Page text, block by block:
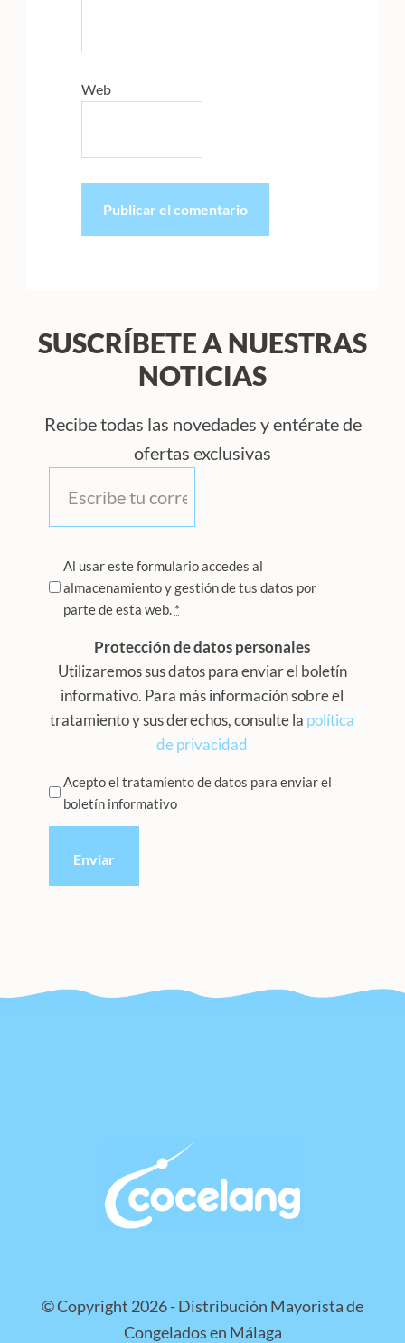
Web
SUSCRÍBETE A NUESTRAS
NOTICIAS
Recibe todas las novedades y entérate de
ofertas exclusivas
Privacidad
*
Al usar este formulario accedes al
almacenamiento y gestión de tus datos por
parte de esta web. *
Protección de datos personales
Utilizaremos sus datos para enviar el boletín
informativo. Para más información sobre el
tratamiento y sus derechos, consulte la política
de privacidad
Privacidad
Acepto el tratamiento de datos para enviar el
boletín informativo
© Copyright 2026 - Distribución Mayorista de
Congelados en Málaga